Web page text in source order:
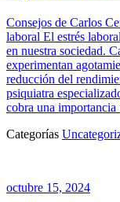
Consejos de Carlos
laboral El estrés
en nuestra sociedad.
experimentan
reducción del
psiquiatra
cobra una
Categorías
octubre 15, 2024